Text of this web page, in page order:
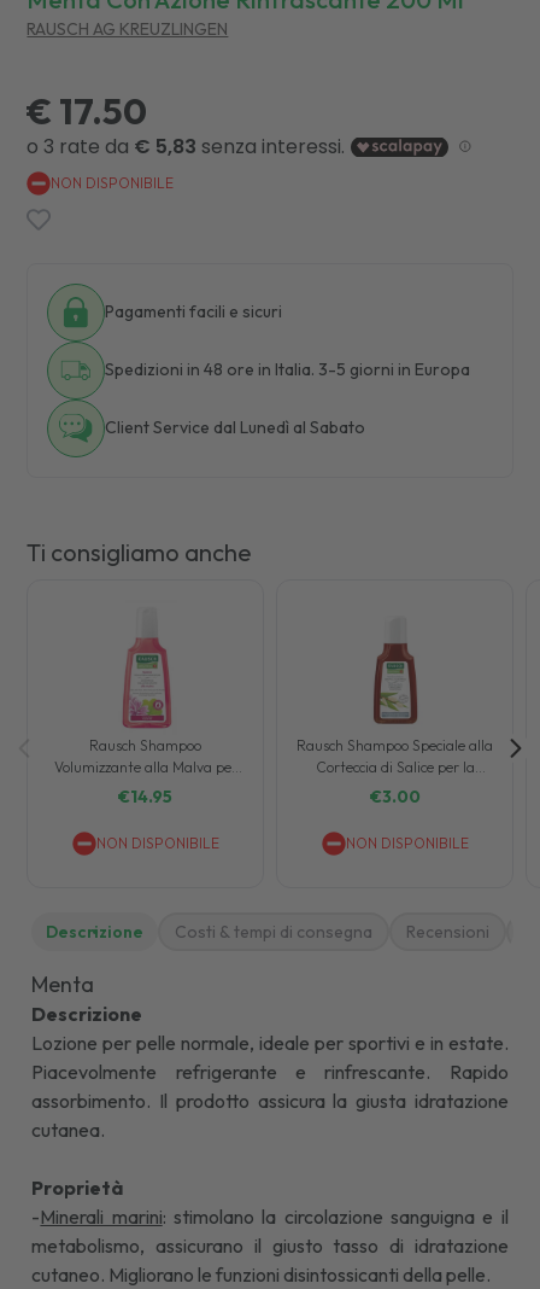
RAUSCH AG KREUZLINGEN
€ 17.50
NON DISPONIBILE
Pagamenti facili e sicuri
Spedizioni in 48 ore in Italia. 3-5 giorni in Europa
Client Service dal Lunedì al Sabato
Ti consigliamo anche
Rausch Shampoo
Volumizzante alla Malva per
Capellii Fini 200 ml
€14.95
NON DISPONIBILE
Rausch Shampoo Speciale alla
Corteccia di Salice per la
Forfora Grassa 40 ml
€3.00
NON DISPONIBILE
Descrizione Costi & tempi di consegna Recensioni
Menta
Descrizione
Lozione per pelle normale, ideale per sportivi e in estate.
Piacevolmente refrigerante e rinfrescante. Rapido
assorbimento. Il prodotto assicura la giusta idratazione
cutanea.
Proprietà
-Minerali marini: stimolano la circolazione sanguigna e il
metabolismo, assicurano il giusto tasso di idratazione
cutaneo. Migliorano le funzioni disintossicanti della pelle.